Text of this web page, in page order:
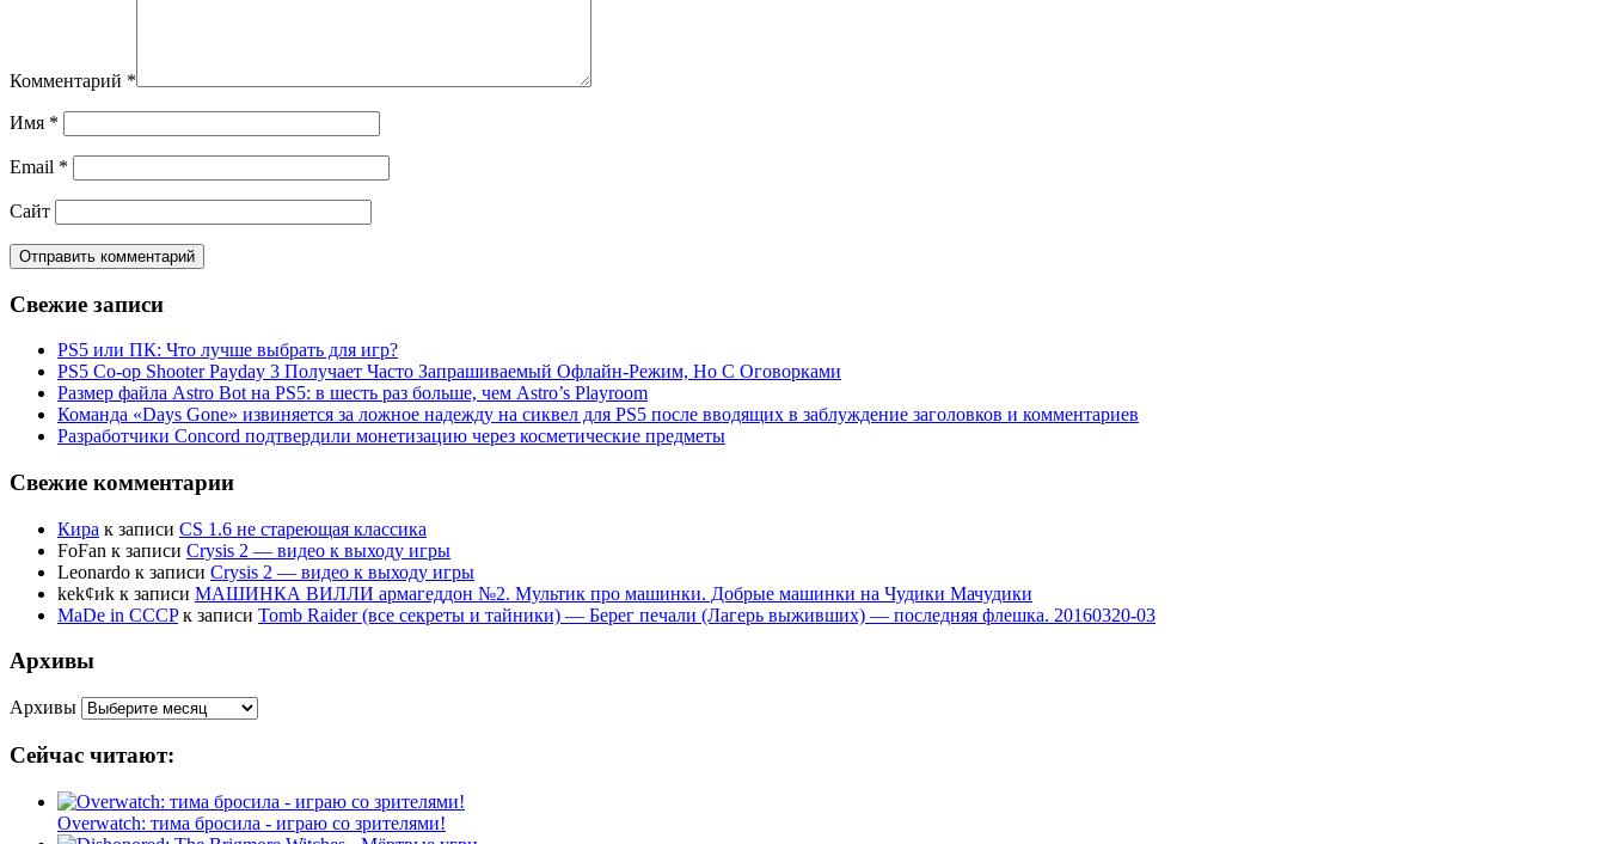
Комментарий *
Имя *
Email *
Сайт
Свежие записи
PS5 или ПК: Что лучше выбрать для игр?
PS5 Co-op Shooter Payday 3 Получает Часто Запрашиваемый Офлайн-Режим, Но С Оговорками
Размер файла Astro Bot на PS5: в шесть раз больше, чем Astro’s Playroom
Команда «Days Gone» извиняется за ложное надежду на сиквел для PS5 после вводящих в заблуждение заголовков и комментариев
Разработчики Concord подтвердили монетизацию через косметические предметы
Свежие комментарии
Кира к записи CS 1.6 не стареющая классика
FoFan к записи Crysis 2 — видео к выходу игры
Leonardo к записи Crysis 2 — видео к выходу игры
kek¢иk к записи МАШИНКА ВИЛЛИ армагеддон №2. Мультик про машинки. Добрые машинки на Чудики Мачудики
MaDe in CCCPк записи Tomb Raider (все секреты и тайники) — Берег печали (Лагерь выживших) — последняя флешка. 20160320-03
Архивы
Архивы
Сейчас читают:
Overwatch: тима бросила - играю со зрителями!